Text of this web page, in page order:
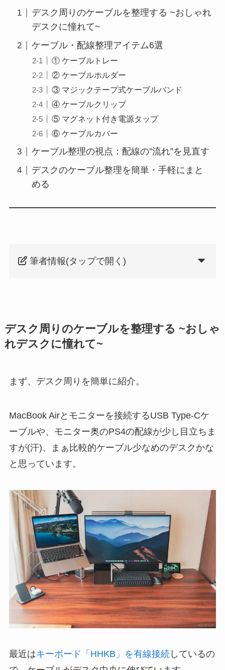
デスク周りのケーブルを整理する ~おしゃれ
デスクに憧れて~
ケーブル・配線整理アイテム6選
① ケーブルトレー
② ケーブルホルダー
③ マジックテープ式ケーブルバンド
④ ケーブルクリップ
⑤ マグネット付き電源タップ
⑥ ケーブルカバー
ケーブル整理の視点：配線の”流れ”を見直す
デスクのケーブル整理を簡単・手軽にまと
める
筆者情報(タップで開く)
デスク周りのケーブルを整理する ~おしゃ
れデスクに憧れて~
まず、デスク周りを簡単に紹介。
MacBook Airとモニターを接続するUSB Type-Cケ
ーブルや、モニター奥のPS4の配線が少し目立ちま
すが(汗)、まぁ比較的ケーブル少なめのデスクかな
と思っています。
最近はキーボード「HHKB」を有線接続しているの